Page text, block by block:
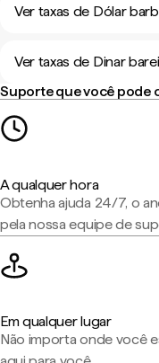
Ver taxas de Dólar
Ver taxas de Dinar
Suporte que você pode
A qualquer hora
Obtenha ajuda 24/7, o
pela nossa equipe de
Em qualquer lugar
Não importa onde você